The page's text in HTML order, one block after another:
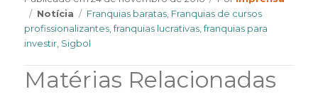
Categories
Notícia Tags
Franquias baratas Franquias de cursos
profissionalizantes ,franquias lucrativas ,franquias para
investir Sigbol
Matérias Relacionadas